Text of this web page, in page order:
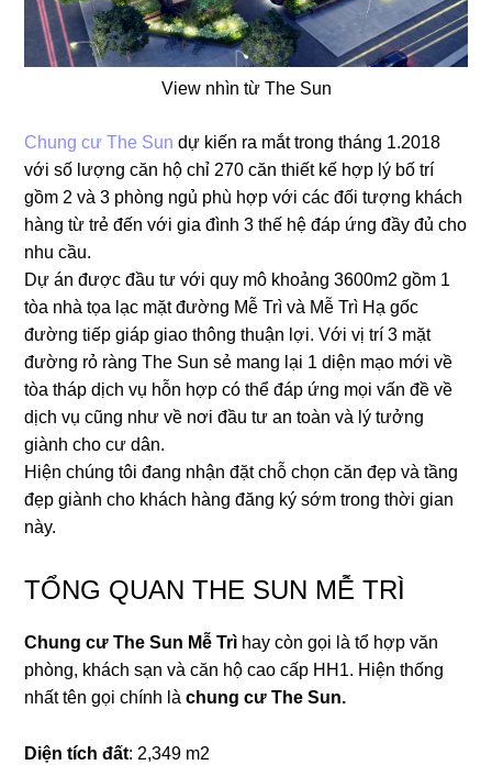
View nhìn từ The Sun
Chung cư The Sun dự kiến ra mắt trong tháng 1.2018
với số lượng căn hộ chỉ 270 căn thiết kế hợp lý bố trí
gồm 2 và 3 phòng ngủ phù hợp với các đối tượng khách
hàng từ trẻ đến với gia đình 3 thế hệ đáp ứng đầy đủ cho
nhu cầu.
Dự án được đầu tư với quy mô khoảng 3600m2 gồm 1
tòa nhà tọa lạc mặt đường Mễ Trì và Mễ Trì Hạ gốc
đường tiếp giáp giao thông thuận lợi. Với vị trí 3 mặt
đường rỏ ràng The Sun sẻ mang lại 1 diện mạo mới về
tòa tháp dịch vụ hỗn hợp có thể đáp ứng mọi vấn đề về
dịch vụ cũng như về nơi đầu tư an toàn và lý tưởng
giành cho cư dân.
Hiện chúng tôi đang nhận đặt chỗ chọn căn đẹp và tầng
đẹp giành cho khách hàng đăng ký sớm trong thời gian
này.
TỔNG QUAN THE SUN MỄ TRÌ
Chung cư The Sun Mễ Trì hay còn gọi là tổ hợp văn
phòng, khách sạn và căn hộ cao cấp HH1. Hiện thống
nhất tên gọi chính làchung cư The Sun.
Diện tích đất: 2,349 m2